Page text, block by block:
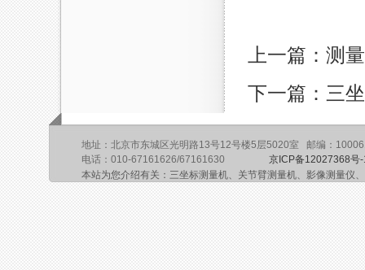
上一篇：测
下一篇：三
地址：北京市东城区光明路13号12号楼5层5020室 邮编：
电话：010-67161626/67161630 京ICP备12027368号
本站为您介绍有关：三坐标测量机、关节臂测量机、影像测量仪